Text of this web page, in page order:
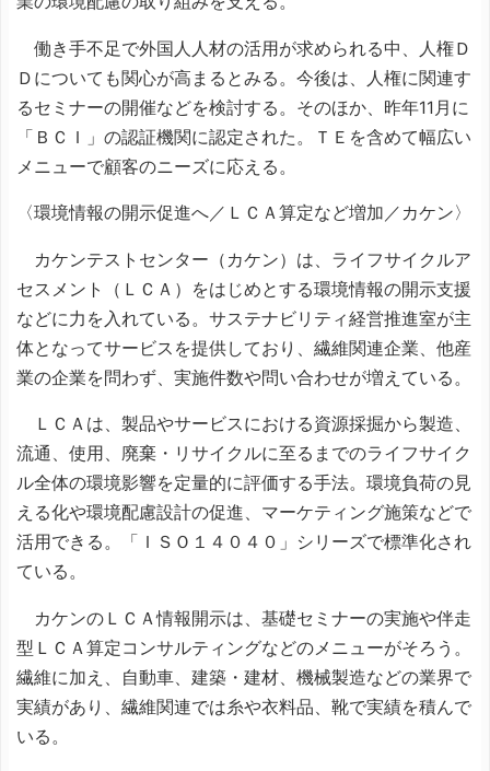
働き手不足で外国人人材の活用が求められる中、人権Ｄ
Ｄについても関心が高まるとみる。今後は、人権に関連す
るセミナーの開催などを検討する。そのほか、昨年11月に
「ＢＣＩ」の認証機関に認定された。ＴＥを含めて幅広い
メニューで顧客のニーズに応える。
〈環境情報の開示促進へ／ＬＣＡ算定など増加／カケン〉
カケンテストセンター（カケン）は、ライフサイクルア
セスメント（ＬＣＡ）をはじめとする環境情報の開示支援
などに力を入れている。サステナビリティ経営推進室が主
体となってサービスを提供しており、繊維関連企業、他産
業の企業を問わず、実施件数や問い合わせが増えている。
ＬＣＡは、製品やサービスにおける資源採掘から製造、
流通、使用、廃棄・リサイクルに至るまでのライフサイク
ル全体の環境影響を定量的に評価する手法。環境負荷の見
える化や環境配慮設計の促進、マーケティング施策などで
活用できる。「ＩＳＯ１４０４０」シリーズで標準化され
ている。
カケンのＬＣＡ情報開示は、基礎セミナーの実施や伴走
型ＬＣＡ算定コンサルティングなどのメニューがそろう。
繊維に加え、自動車、建築・建材、機械製造などの業界で
実績があり、繊維関連では糸や衣料品、靴で実績を積んで
いる。